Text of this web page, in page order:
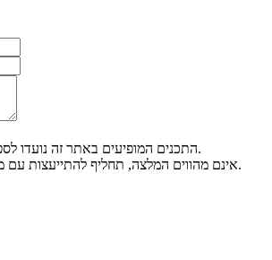
התכנים המופיעים באתר זה נועדו לספק אינפורמציה כללית בלבד.
אינם מהווים המלצה, תחליף להתייעצות עם מומחה או קבלת ייעוץ רפואי.